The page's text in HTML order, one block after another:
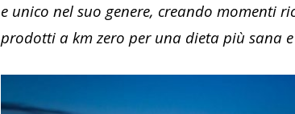
e unico nel suo genere, creando momenti
prodotti a km zero per una dieta più sana